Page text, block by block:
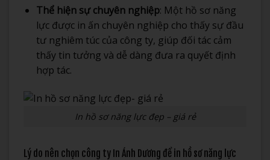
Thể hiện sự chuyên nghiệp: Một hồ sơ năng
lực được in ấn chuyên nghiệp cho thấy sự đầu
tư nghiêm túc của công ty, giúp đối tác cảm
thấy tin tưởng và dễ dàng đưa ra quyết định
hợp tác.
In hồ sơ năng lực đẹp – giá rẻ
Lý do nên chọn công ty In Ánh Dương để in hồ sơ năng lực